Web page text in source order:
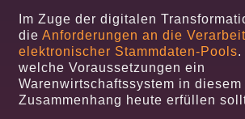
Im Zuge der digitalen
dieAnforderungen an die
elektronischer Stammdaten-Pools.
welche Voraussetzungen ein
Warenwirtschaftssystem in diesem
Zusammenhang heute erfüllen